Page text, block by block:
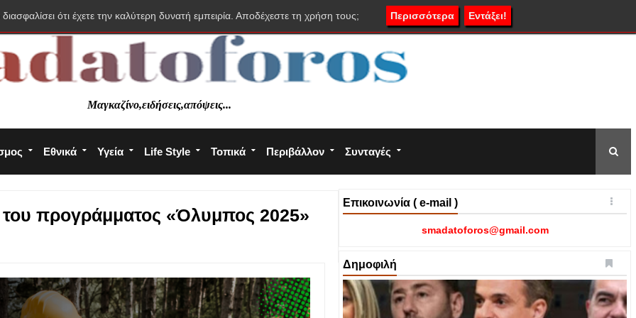
Μαγκαζίνο,ειδήσεις,απόψεις...
Εθνικά Υγεία Life Style Τοπικά Περιβάλλον Συνταγές
προγράμματος «Όλυμπος 2025»
Επικοινωνία ( e-mail )
smadatoforos@gmail.com
Δημοφιλή
ότι έχετε την καλύτερη δυνατή εμπειρία. Αποδέχεστε τη χρήση τους; Περισσότερα Εντάξει!